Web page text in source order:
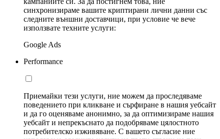
синхронизираме вашите криптирани лични данни със
следните външни доставчици, при условие че вече
използвате техните услуги:
Google Ads
Performance
Приемайки тези услуги, ние можем да проследяваме
поведението при кликване и сърфиране в нашия уебсайт
и да го оценяваме анонимно, за да оптимизираме нашия
уебсайт и непрекъснато да подобряваме цялостното
потребителско изживяване. С вашето съгласие ние